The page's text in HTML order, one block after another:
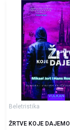
Beletristika
ŽRTVE KOJE DAJEMO